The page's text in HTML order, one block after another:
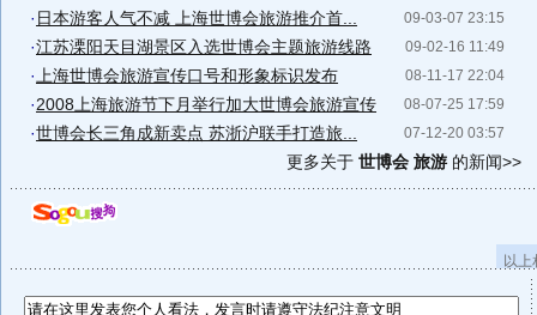
09-03-07 23:15
· 日本游客人气不减 上海世博会旅游推介首...
09-02-16 11:49
·江苏溧阳天目湖景区入选世博会主题旅游线路
08-11-17 22:04
· 上海世博会旅游宣传口号和形象标识发布
08-07-25 17:59
·2008上海旅游节下月举行加大世博会旅游宣传
07-12-20 03:57
·世博会长三角成新卖点 苏浙沪联手打造旅...
更多关于 世博会 旅游 的新闻>>
以